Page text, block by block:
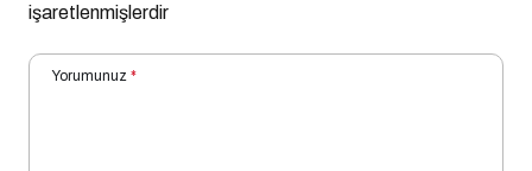
işaretlenmişlerdir
Yorumunuz *